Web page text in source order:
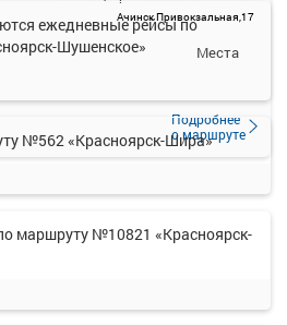
Ачинск Привокзальная,17
Подробнее
о маршруте
Места
ежедневные рейсы по
Шушенское»
№562 «Красноярск-Шира»
маршруту №10821 «Красноярск-